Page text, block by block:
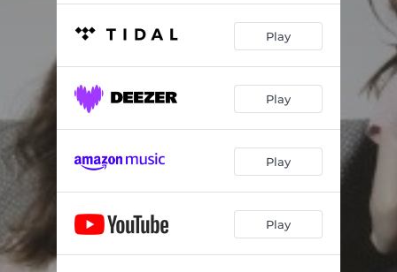
Play
Play
Play
Play